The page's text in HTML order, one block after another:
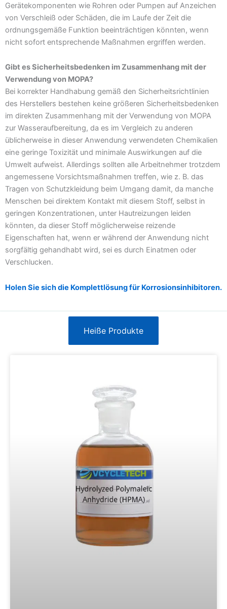
Gerätekomponenten wie Rohren oder Pumpen auf Anzeichen
von Verschleiß oder Schäden, die im Laufe der Zeit die
ordnungsgemäße Funktion beeinträchtigen könnten, wenn
nicht sofort entsprechende Maßnahmen ergriffen werden.
Gibt es Sicherheitsbedenken im Zusammenhang mit der
Verwendung von MOPA?
Bei korrekter Handhabung gemäß den Sicherheitsrichtlinien
des Herstellers bestehen keine größeren Sicherheitsbedenken
im direkten Zusammenhang mit der Verwendung von MOPA
zur Wasseraufbereitung, da es im Vergleich zu anderen
üblicherweise in dieser Anwendung verwendeten Chemikalien
eine geringe Toxizität und minimale Auswirkungen auf die
Umwelt aufweist. Allerdings sollten alle Arbeitnehmer trotzdem
angemessene Vorsichtsmaßnahmen treffen, wie z. B. das
Tragen von Schutzkleidung beim Umgang damit, da manche
Menschen bei direktem Kontakt mit diesem Stoff, selbst in
geringen Konzentrationen, unter Hautreizungen leiden
könnten, da dieser Stoff möglicherweise reizende
Eigenschaften hat, wenn er während der Anwendung nicht
sorgfältig gehandhabt wird, sei es durch Einatmen oder
Verschlucken.
Holen Sie sich die Komplettlösung für Korrosionsinhibitoren.
Heiße Produkte